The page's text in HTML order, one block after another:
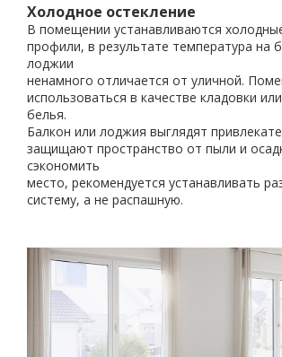
Холодное остекление
В помещении устанавливаются
профили, в результате температура на
лоджии
ненамного отличается от уличной.
использоваться в качестве кладовки
белья.
Балкон или лоджия выглядят
защищают пространство от пыли и
сэкономить
место, рекомендуется устанавливать